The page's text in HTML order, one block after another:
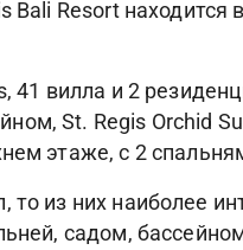
Bali Resort
41 вилла и 2
St. Regis Orchid
этаже, с 2
то из них наиболее
садом,